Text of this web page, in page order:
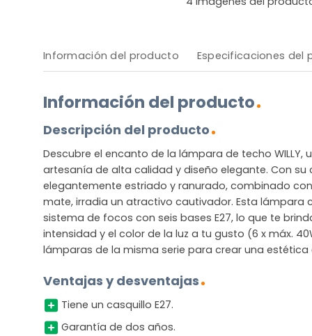
Información del producto Especificaciones del
Información del producto
Descripción del producto
Descubre el encanto de la lámpara de techo WILLY,
artesanía de alta calidad y diseño elegante. Con
elegantemente estriado y ranurado, combinado
mate, irradia un atractivo cautivador. Esta lámpara
sistema de focos con seis bases E27, lo que te
intensidad y el color de la luz a tu gusto (6 x máx.
lámparas de la misma serie para crear una
Ventajas y desventajas
Tiene un casquillo E27.
Garantía de dos años.